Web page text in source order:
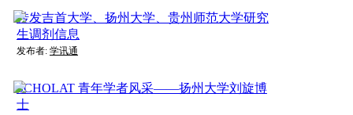
转发吉首大学、扬州大学、贵州师范大学研究
生调剂信息
发布者: 学讯通
SCHOLAT 青年学者风采——扬州大学刘旋博
士